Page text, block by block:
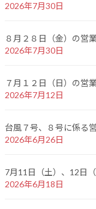
2026年7月30日
８月２８日（金）の営
2026年7月30日
７月１２日（日）の営
2026年7月12日
台風７号、８号に係る
2026年6月26日
7月11日（土）、12日
2026年6月18日